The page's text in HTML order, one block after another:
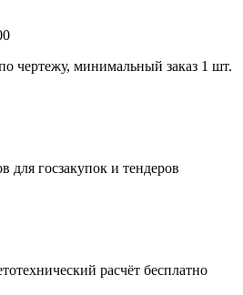
чертежу, минимальный заказ 1 шт.
для госзакупок и тендеров
расчёт бесплатно